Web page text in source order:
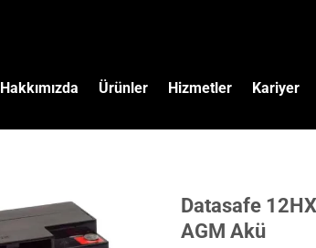
Hakkımızda Ürünler Hizmetler Kariyer
Datasafe
AGM Akü